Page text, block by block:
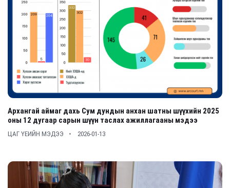
Архангай аймаг дахь Сум дундын анхан шатны шүүхийн 2025
оны 12 дугаар сарын шүүн таслах ажиллагааны мэдээ
ЦАГ ҮЕИЙН МЭДЭЭ 2026-01-13